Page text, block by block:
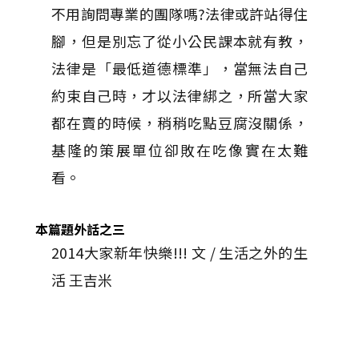
不用詢問專業的團隊嗎?法律或許站得住
腳，但是別忘了從小公民課本就有教，
法律是「最低道德標準」，當無法自己
約束自己時，才以法律綁之，所當大家
都在賣的時候，稍稍吃點豆腐沒關係，
基隆的策展單位卻敗在吃像實在太難
看。
本篇題外話之三
2014大家新年快樂!!! 文 / 生活之外的生
活 王吉米